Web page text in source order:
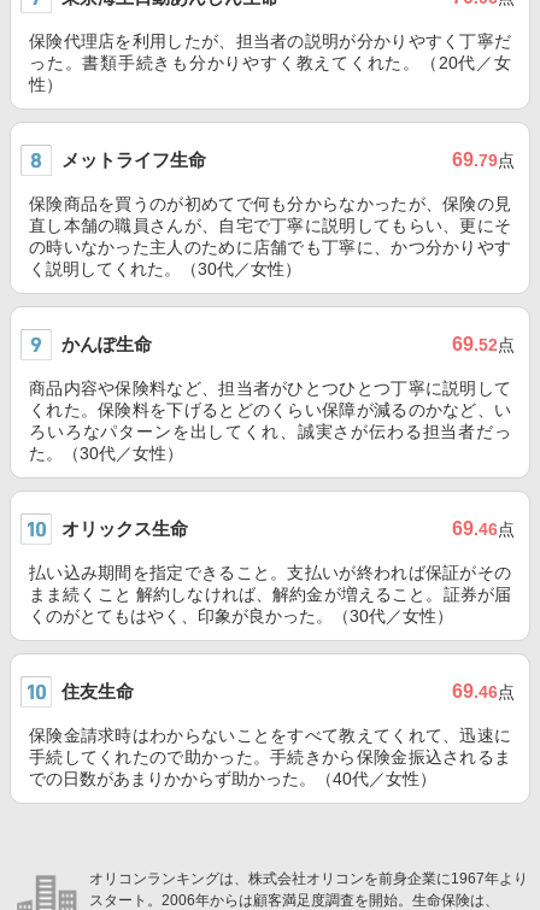
保険代理店を利用したが、担当者の説明が分かりやすく丁寧だ
った。書類手続きも分かりやすく教えてくれた。（20代／女
性）
メットライフ生命 69.79点
保険商品を買うのが初めてで何も分からなかったが、保険の見
直し本舗の職員さんが、自宅で丁寧に説明してもらい、更にそ
の時いなかった主人のために店舗でも丁寧に、かつ分かりやす
く説明してくれた。（30代／女性）
かんぽ生命 69.52点
商品内容や保険料など、担当者がひとつひとつ丁寧に説明して
くれた。保険料を下げるとどのくらい保障が減るのかなど、い
ろいろなパターンを出してくれ、誠実さが伝わる担当者だっ
た。（30代／女性）
オリックス生命 69.46点
払い込み期間を指定できること。支払いが終われば保証がその
まま続くこと 解約しなければ、解約金が増えること。証券が届
くのがとてもはやく、印象が良かった。（30代／女性）
住友生命 69.46点
保険金請求時はわからないことをすべて教えてくれて、迅速に
手続してくれたので助かった。手続きから保険金振込されるま
での日数があまりかからず助かった。（40代／女性）
オリコンランキングは、株式会社オリコンを前身企業に1967年より
スタート。2006年からは顧客満足度調査を開始。生命保険は、